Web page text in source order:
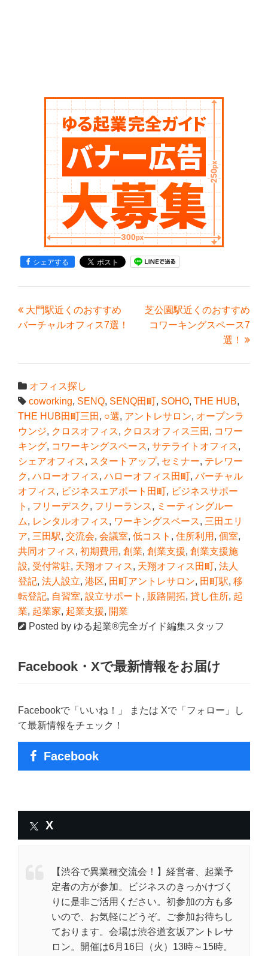
シェアする
大門駅近くのおすすめ
バーチャルオフィス7選！
芝公園駅近くのおすすめ
コワーキングスペース7
選！
オフィス探し
coworking, SENQ, SENQ田町, SOHO, THE HUB,
THE HUB田町三田 , ○選, アントレサロン, オープンラ
ウンジ, クロスオフィス, クロスオフィス三田 , コワー
キング, コワーキングスペース, サテライトオフィス,
シェアオフィス, スタートアップ, セミナー, テレワー
ク, ハローオフィス, ハローオフィス田町, バーチャル
オフィス, ビジネスエアポート田町, ビジネスサポー
ト , フリーデスク, フリーランス, ミーティングルー
ム, レンタルオフィス, ワーキングスペース, 三田エリ
ア, 三田駅, 交流会, 会議室, 低コスト , 住所利用 , 個室,
共同オフィス, 初期費用 , 創業, 創業支援, 創業支援施
設, 受付常駐, 天翔オフィス, 天翔オフィス田町, 法人
登記, 法人設立, 港区, 田町アントレサロン, 田町駅, 移
転登記, 自習室, 設立サポート , 販路開拓, 貸し住所, 起
業, 起業家, 起業支援, 開業
Posted by ゆる起業®完全ガイド編集スタッフ
Facebook・Xで最新情報をお届け
Facebookで「いいね！」 または Xで「フォロー」し
て最新情報をチェック！
Facebook
X
【渋谷で異業種交流会！】経営者、起業予
定者の方が参加。ビジネスのきっかけづく
りに是非ご活用ください。初参加の方も多
いので、お気軽にどうぞ。ご参加お待ちし
ております。会場は渋谷道玄坂アントレサ
ロン。開催は6月16日（火）13時～15時。